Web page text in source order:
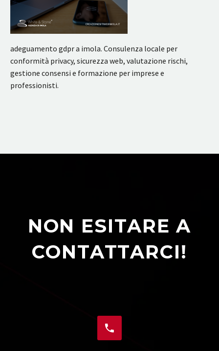
adeguamento gdpr a imola. Consulenza locale per
conformità privacy, sicurezza web, valutazione rischi,
gestione consensi e formazione per imprese e
professionisti.
NON ESITARE A
CONTATTARCI!

